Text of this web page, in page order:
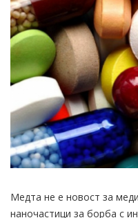
Медта не е новост за
наночастици за борба с